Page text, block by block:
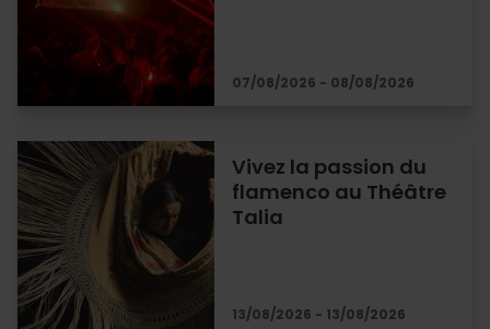
07/08/2026 - 08/08/2026
Vivez la passion du
flamenco au Théâtre
Talia
13/08/2026 - 13/08/2026